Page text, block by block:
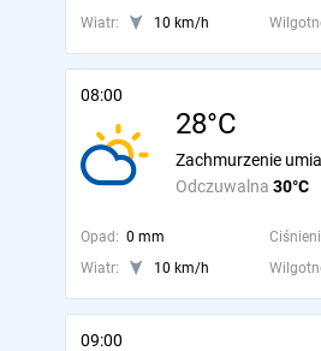
Wiatr: 10 km/h
08:00
28°C
Odczuwalna 30°C
Zachmurzenie
Opad: 0 mm
Wiatr:
10 km/h
09:00